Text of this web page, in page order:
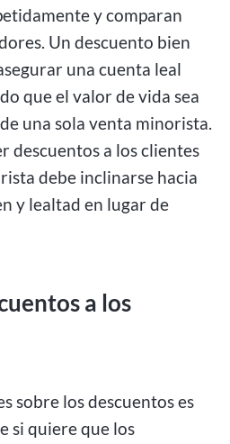
y comparan
Un descuento bien
una cuenta leal
que el valor de vida sea
una sola venta minorista.
descuentos a los clientes
debe inclinarse hacia
y lealtad en lugar de
a los
sobre los descuentos es
si quiere que los